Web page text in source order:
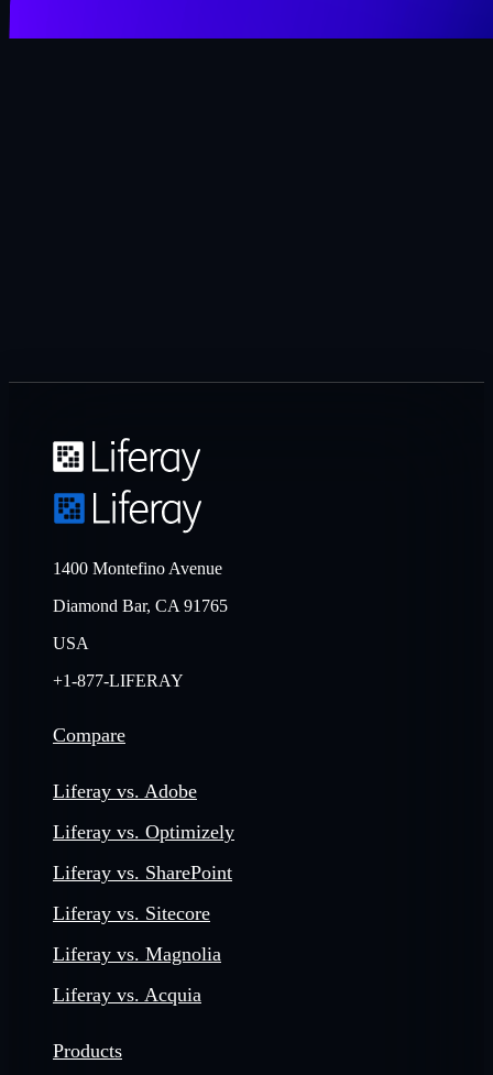
1400 Montefino Avenue
Diamond Bar, CA 91765
USA
+1-877-LIFERAY
Compare
Liferay vs. Adobe
Liferay vs. Optimizely
Liferay vs. SharePoint
Liferay vs. Sitecore
Liferay vs. Magnolia
Liferay vs. Acquia
Products